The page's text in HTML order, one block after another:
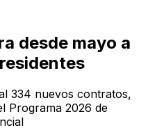
desde mayo a
334 nuevos contratos,
Programa 2026 de